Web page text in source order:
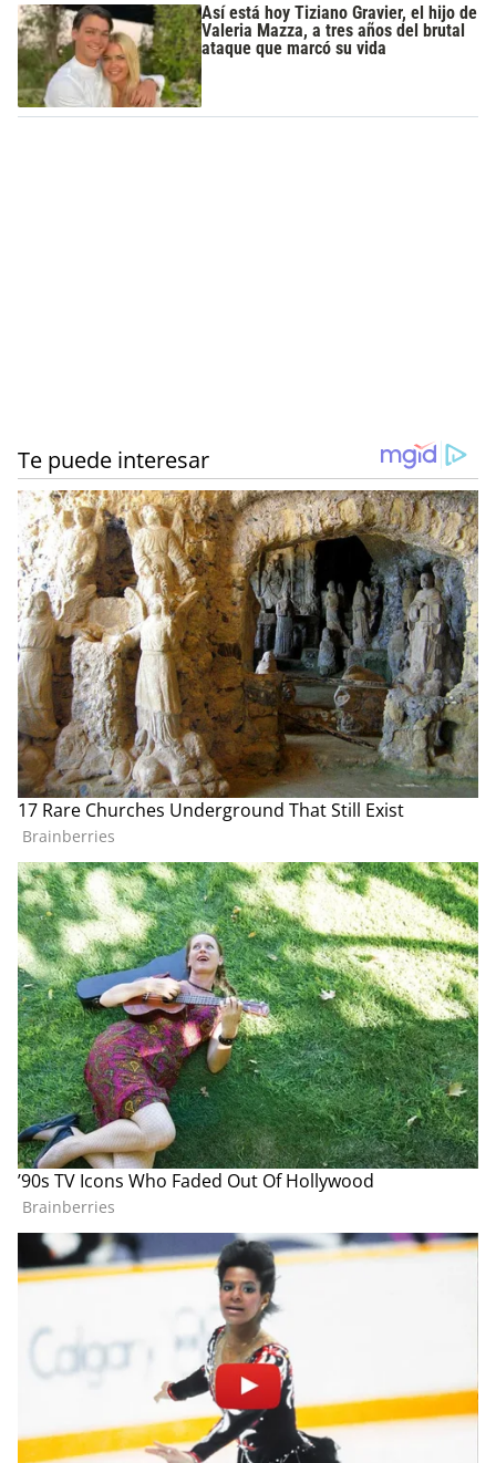
Así está hoy Tiziano Gravier, el hijo de
Valeria Mazza, a tres años del brutal
ataque que marcó su vida